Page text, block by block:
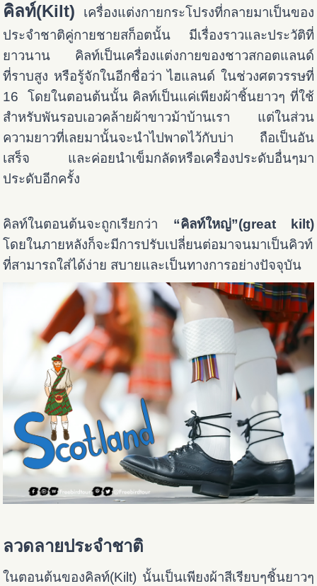
คิลท์(Kilt) เครื่องแต่งกายกระโปรงที่กลายมาเป็นของ
ประจำชาติคู่กายชายสก็อตนั้น มีเรื่องราวและประวัติที่
ยาวนาน คิลท์เป็นเครื่องแต่งกายของชาวสกอตแลนด์
ที่ราบสูง หรือรู้จักในอีกชื่อว่า ไฮแลนด์ ในช่วงศตวรรษที่
16 โดยในตอนต้นนั้น คิลท์เป็นแค่เพียงผ้าชิ้นยาวๆ ที่ใช้
สำหรับพันรอบเอวคล้ายผ้าขาวม้าบ้านเรา แต่ในส่วน
ความยาวที่เลยมานั้นจะนำไปพาดไว้กับบ่า ถือเป็นอัน
เสร็จ และค่อยนำเข็มกลัดหรือเครื่องประดับอื่นๆมา
ประดับอีกครั้ง
คิลท์ในตอนต้นจะถูกเรียกว่า “คิลท์ใหญ่”(great kilt)
โดยในภายหลังก็จะมีการปรับเปลี่ยนต่อมาจนมาเป็นคิวท์
ที่สามารถใส่ได้ง่าย สบายและเป็นทางการอย่างปัจจุบัน
ลวดลายประจำชาติ
ในตอนต้นของคิลท์(Kilt) นั้นเป็นเพียงผ้าสีเรียบๆชิ้นยาวๆ